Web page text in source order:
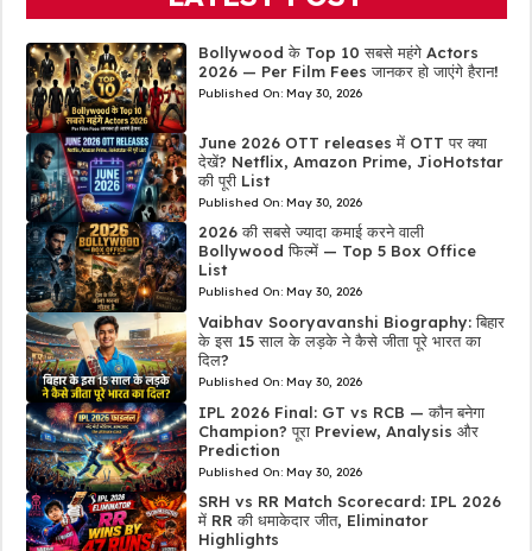
Bollywood के Top 10 सबसे महंगे Actors
2026 — Per Film Fees जानकर हो जाएंगे हैरान!
Published On: May 30, 2026
June 2026 OTT releases में OTT पर क्या
देखें? Netflix, Amazon Prime, JioHotstar
की पूरी List
Published On: May 30, 2026
2026 की सबसे ज्यादा कमाई करने वाली
Bollywood फिल्में — Top 5 Box Office
List
Published On: May 30, 2026
Vaibhav Sooryavanshi Biography: बिहार
के इस 15 साल के लड़के ने कैसे जीता पूरे भारत का
दिल?
Published On: May 30, 2026
IPL 2026 Final: GT vs RCB — कौन बनेगा
Champion? पूरा Preview, Analysis और
Prediction
Published On: May 30, 2026
SRH vs RR Match Scorecard: IPL 2026
में RR की धमाकेदार जीत, Eliminator
Highlights